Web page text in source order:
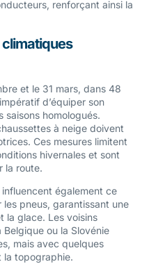
renforçant ainsi la
et le 31 mars, dans 48
d’équiper son
saisons homologués.
à neige doivent
Ces mesures limitent
hivernales et sont
la route.
également ce
les pneus, garantissant une
la glace. Les voisins
Belgique ou la Slovénie
mais avec quelques
la topographie.